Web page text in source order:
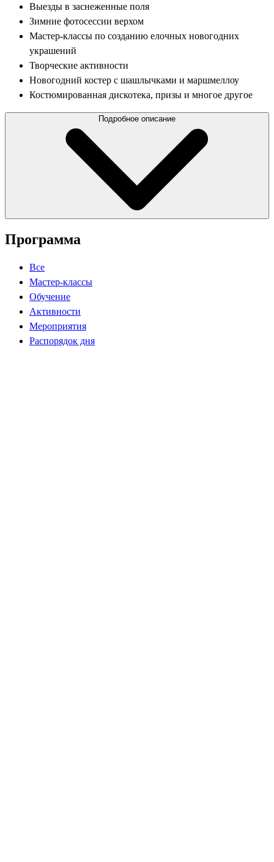
Выезды в заснеженные поля
Зимние фотосессии верхом
Мастер-классы по созданию елочных новогодних
украшений
Творческие активности
Новогодний костер с шашлычками и маршмеллоу
Костюмированная дискотека, призы и многое другое
Подробное описание
Программа
Все
Мастер-классы
Обучение
Активности
Мероприятия
Распорядок дня